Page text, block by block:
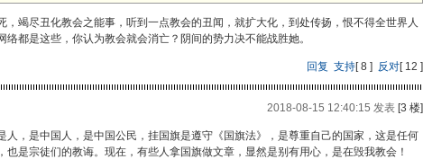
，竭尽丑化教会之能事，听到一点教会的丑闻，就扩大化，到处传扬，恨不得全世界人
络都是这些，你认为教会就会消亡？阴间的势力决不能战胜她。
回复 支持[8 ] 反对[12 ]
2018-08-15 12:40:15 发表[3 楼]
人，是中国人，是中国公民，挂国旗是遵守《国旗法》，是尊重自己的国家，这是任何
也是宗徒们的教诲。现在，有些人拿国旗做文章，显然是别有用心，是在毁我教会！